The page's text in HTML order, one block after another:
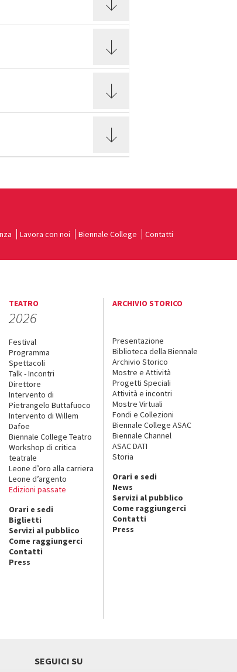
Lavora con noi Biennale College Contatti
TEATRO
2026
Festival
Programma
Spettacoli
Talk - Incontri
Direttore
Intervento di
Pietrangelo Buttafuoco
Intervento di Willem
Dafoe
Biennale College Teatro
Workshop di critica
teatrale
Leone d’oro alla carriera
Leone d’argento
Edizioni passate
Orari e sedi
Biglietti
Servizi al pubblico
Come raggiungerci
Contatti
Press
ARCHIVIO STORICO
Presentazione
Biblioteca della Biennale
Archivio Storico
Mostre e Attività
Progetti Speciali
Attività e incontri
Mostre Virtuali
Fondi e Collezioni
Biennale College ASAC
Biennale Channel
ASAC DATI
Storia
Orari e sedi
News
Servizi al pubblico
Come raggiungerci
Contatti
Press
SEGUICI SU